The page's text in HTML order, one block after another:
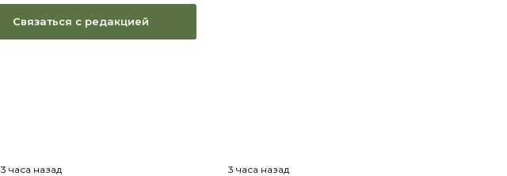
Связаться с редакцией
3 часа назад 3 часа назад